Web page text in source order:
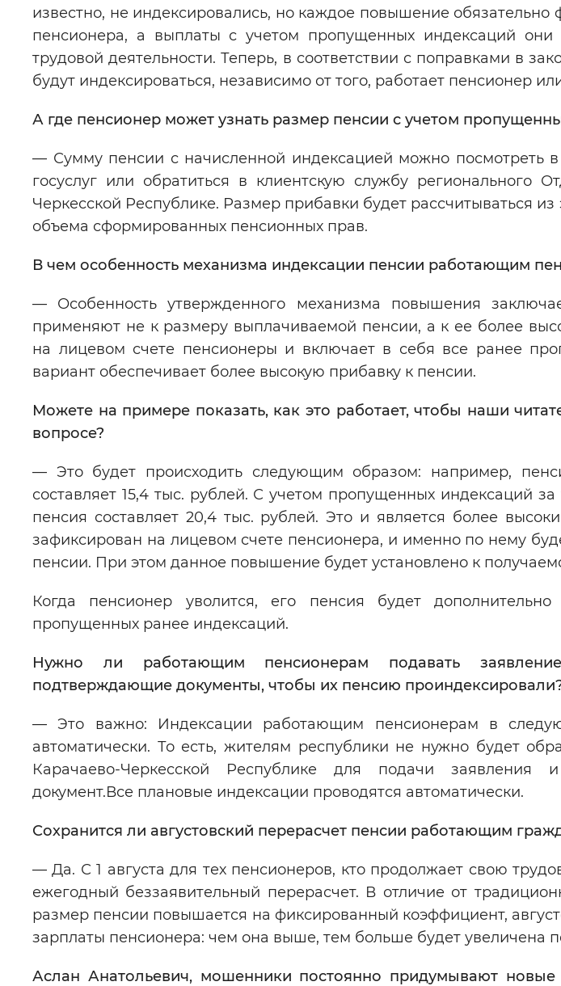
известно, не индексировались, но каждое повышение обязательно
пенсионера, а выплаты с учетом пропущенных индексаций они
трудовой деятельности. Теперь, в соответствии с поправками в
будут индексироваться, независимо от того, работает пенсионер
А где пенсионер может узнать размер пенсии с учетом
— Сумму пенсии с начисленной индексацией можно посмотреть
госуслуг или обратиться в клиентскую службу регионального
Черкесской Республике. Размер прибавки будет рассчитываться
объема сформированных пенсионных прав.
В чем особенность механизма индексации пенсии работающим
— Особенность утвержденного механизма повышения
применяют не к размеру выплачиваемой пенсии, а к ее более
на лицевом счете пенсионеры и включает в себя все ранее
вариант обеспечивает более высокую прибавку к пенсии.
Можете на примере показать, как это работает, чтобы наши
вопросе?
— Это будет происходить следующим образом: например,
составляет 15,4 тыс. рублей. С учетом пропущенных индексаций
пенсия составляет 20,4 тыс. рублей. Это и является более
зафиксирован на лицевом счете пенсионера, и именно по нему
пенсии. При этом данное повышение будет установлено к
Когда пенсионер уволится, его пенсия будет
пропущенных ранее индексаций.
Нужно ли работающим пенсионерам подавать
подтверждающие документы, чтобы их пенсию
— Это важно: Индексации работающим пенсионерам в
автоматически. То есть, жителям республики не нужно будет
Карачаево-Черкесской Республике для подачи заявления
документ.Все плановые индексации проводятся автоматически.
Сохранится ли августовский перерасчет пенсии работающим
— Да. С 1 августа для тех пенсионеров, кто продолжает свою
ежегодный беззаявительный перерасчет. В отличие от
размер пенсии повышается на фиксированный коэффициент,
зарплаты пенсионера: чем она выше, тем больше будет увеличена
Аслан Анатольевич, мошенники постоянно придумывают